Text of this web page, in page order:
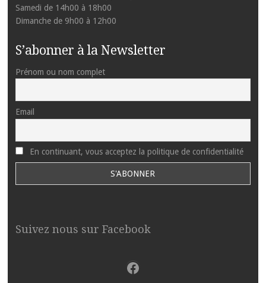
Samedi de 14h00 à 18h00
Dimanche de 9h00 à 12h00
S’abonner à la Newsletter
Prénom ou nom complet
Email
En continuant, vous acceptez la politique de confidentialité
Suivez nous sur Facebook
Facebook